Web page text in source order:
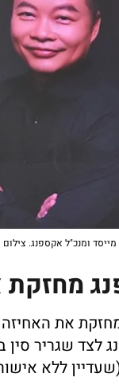
ומנכ"ל אקספנג. צילום
מחזקת
את
לצד שגריר
ללא אישורי רת"א)